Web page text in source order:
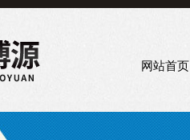
网站首页